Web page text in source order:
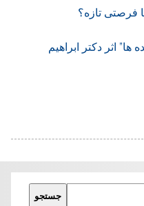
فرصتی تازه؟
ها” اثر دکتر ابراهیم
جستجو